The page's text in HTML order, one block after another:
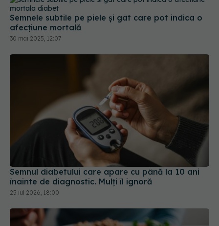
Semnele subtile pe piele și gât care pot indica o
afecțiune mortală
30 mai 2025, 12:07
Semnul diabetului care apare cu până la 10 ani
înainte de diagnostic. Mulți îl ignoră
25 iul 2026, 18:00